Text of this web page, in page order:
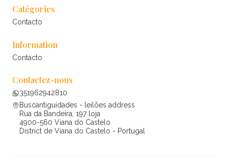
Catégories
Contacto
Information
Contacto
Contactez-nous
351962942810
Buscantiguidades - leilões address
Rua da Bandeira, 197 loja
4900-560 Viana do Castelo
District de Viana do Castelo - Portugal